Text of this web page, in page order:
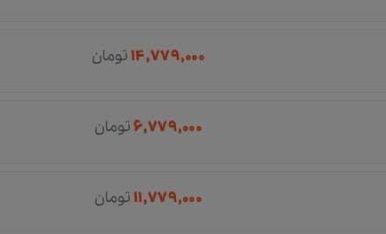
۱۴,۷۷۹,۰۰۰تومان
۶,۷۷۹,۰۰۰تومان
۱۱,۷۷۹,۰۰۰تومان